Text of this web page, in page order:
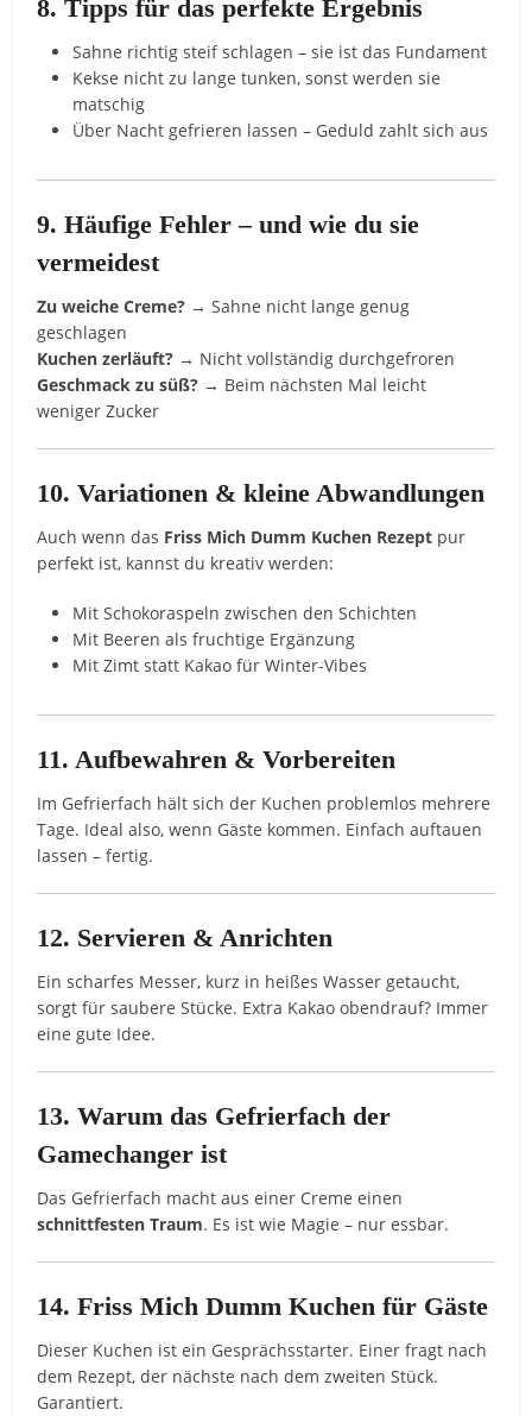
8. Tipps für das perfekte Ergebnis
Sahne richtig steif schlagen – sie ist das Fundament
Kekse nicht zu lange tunken, sonst werden sie
matschig
Über Nacht gefrieren lassen – Geduld zahlt sich aus
9. Häufige Fehler – und wie du sie
vermeidest
Zu weiche Creme? → Sahne nicht lange genug
geschlagen
Kuchen zerläuft? → Nicht vollständig durchgefroren
Geschmack zu süß? → Beim nächsten Mal leicht
weniger Zucker
10. Variationen & kleine Abwandlungen
Auch wenn das Friss Mich Dumm Kuchen Rezept pur
perfekt ist, kannst du kreativ werden:
Mit Schokoraspeln zwischen den Schichten
Mit Beeren als fruchtige Ergänzung
Mit Zimt statt Kakao für Winter-Vibes
11. Aufbewahren & Vorbereiten
Im Gefrierfach hält sich der Kuchen problemlos mehrere
Tage. Ideal also, wenn Gäste kommen. Einfach auftauen
lassen – fertig.
12. Servieren & Anrichten
Ein scharfes Messer, kurz in heißes Wasser getaucht,
sorgt für saubere Stücke. Extra Kakao obendrauf? Immer
eine gute Idee.
13. Warum das Gefrierfach der
Gamechanger ist
Das Gefrierfach macht aus einer Creme einen
schnittfesten Traum. Es ist wie Magie – nur essbar.
14. Friss Mich Dumm Kuchen für Gäste
Dieser Kuchen ist ein Gesprächsstarter. Einer fragt nach
dem Rezept, der nächste nach dem zweiten Stück.
Garantiert.